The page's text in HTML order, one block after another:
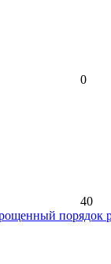
0
40
порядок